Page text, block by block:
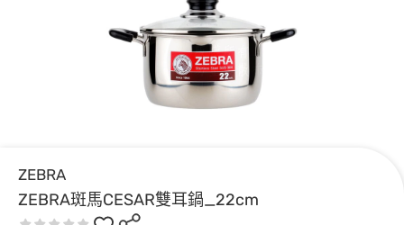
ZEBRA
ZEBRA斑馬CESAR雙耳鍋_22cm